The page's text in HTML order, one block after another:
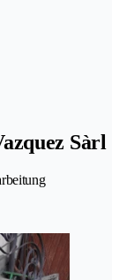
Sàrl